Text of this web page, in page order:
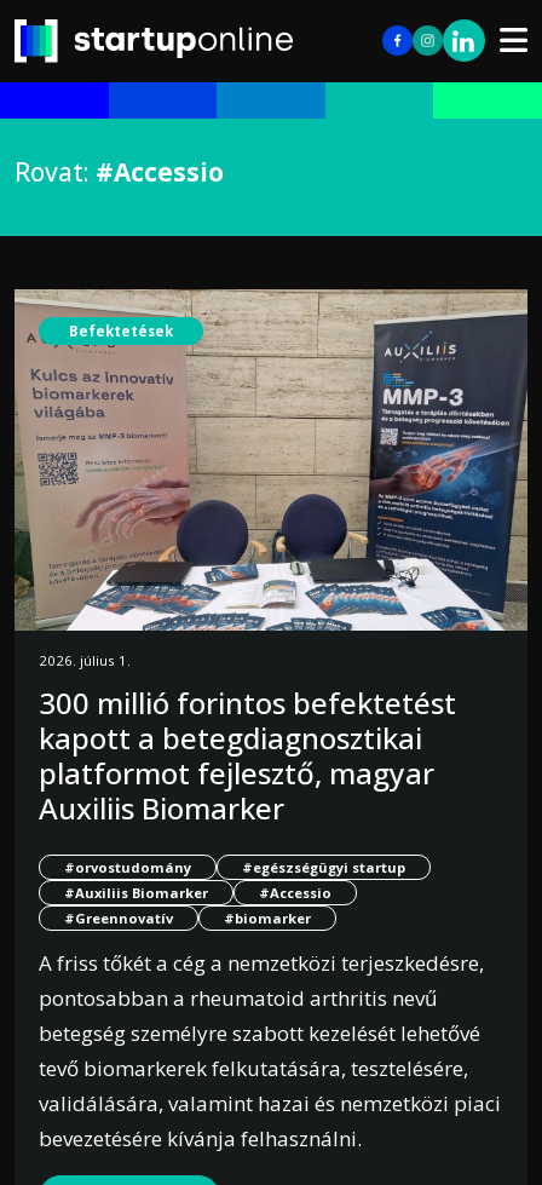
Rovat: #Accessio
Befektetések
2026. július 1.
300 millió forintos befektetést
kapott a betegdiagnosztikai
platformot fejlesztő, magyar
Auxiliis Biomarker
#orvostudomány
#egészségügyi startup
#Auxiliis Biomarker
#Accessio
#Greennovatív
#biomarker
A friss tőkét a cég a nemzetközi terjeszkedésre,
pontosabban a rheumatoid arthritis nevű
betegség személyre szabott kezelését lehetővé
tevő biomarkerek felkutatására, tesztelésére,
validálására, valamint hazai és nemzetközi piaci
bevezetésére kívánja felhasználni.